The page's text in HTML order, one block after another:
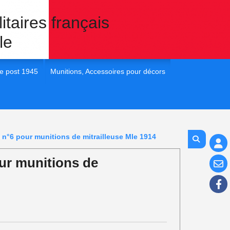
français
post 1945
post 45
post 45
Munitions, Accessoires pour décors
1/48e Eléments pour diorama
pour munitions de mitrailleuse Mle 1914
munitions de